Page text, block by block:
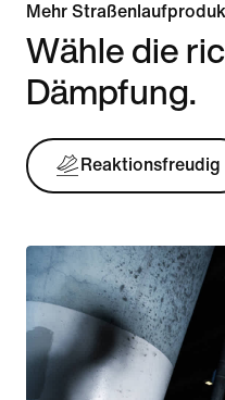
Mehr
Wähle die
Dämpfung.
Reaktionsfreudig